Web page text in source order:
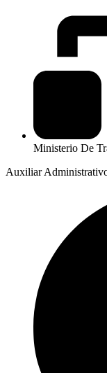
Ministerio De
Auxiliar